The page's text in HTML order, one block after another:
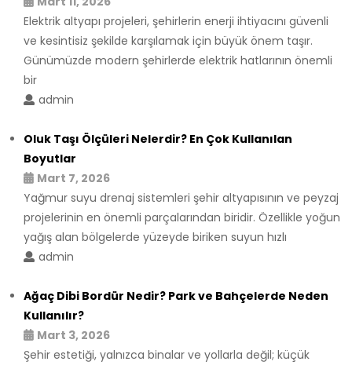
Elektrik altyapı projeleri, şehirlerin enerji ihtiyacını güvenli
ve kesintisiz şekilde karşılamak için büyük önem taşır.
Günümüzde modern şehirlerde elektrik hatlarının önemli
bir
admin
Oluk Taşı Ölçüleri Nelerdir? En Çok Kullanılan
Boyutlar
Mart 7, 2026
Yağmur suyu drenaj sistemleri şehir altyapısının ve peyzaj
projelerinin en önemli parçalarından biridir. Özellikle yoğun
yağış alan bölgelerde yüzeyde biriken suyun hızlı
admin
Ağaç Dibi Bordür Nedir? Park ve Bahçelerde Neden
Kullanılır?
Mart 3, 2026
Şehir estetiği, yalnızca binalar ve yollarla değil; küçük